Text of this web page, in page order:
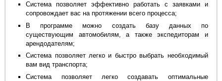
Система позволяет эффективно работать с заявками и
сопровождает вас на протяжении всего процесса;
В программе можно создать базу данных по
существующим автомобилям, а также экспедиторам и
арендодателям;
Система позволяет легко и быстро выбрать необходимый
вам вид транспорта;
Система позволяет легко создавать оптимальные